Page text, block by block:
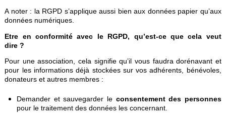
A noter : la RGPD s’applique aussi bien aux données papier qu’aux
données numériques.
Etre en conformité avec le RGPD, qu’est-ce que cela veut
dire ?
Pour une association, cela signifie qu’il vous faudra dorénavant et
pour les informations déjà stockées sur vos adhérents, bénévoles,
donateurs et autres membres :
Demander et sauvegarder le consentement des personnes
pour le traitement des données les concernant.